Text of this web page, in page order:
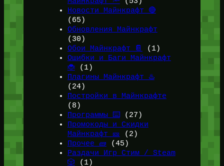
Новости Майнкрафт 🔴
(65)
Обновления Майнкрафт
(30)
Обои Майнкрафт 📔
(1)
Ошибки и Баги Майнкрафт
🐞(1)
Плагины Майнкрафт ♨️
(24)
Постройки в Майнкрафте
(8)
Программы ⌨️(27)
Промокоды и Скидки
Майнкрафт 🎫
(2)
Прочее 🧱 (45)
Раздачи Игр Стим / Steam
🎲 (1)